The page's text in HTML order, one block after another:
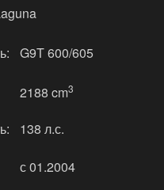
G9T 600/605
2188 cm3
138 л.с.
с 01.2004